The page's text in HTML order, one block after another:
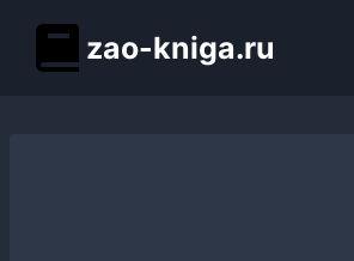
содержимому
zao-kniga.ru